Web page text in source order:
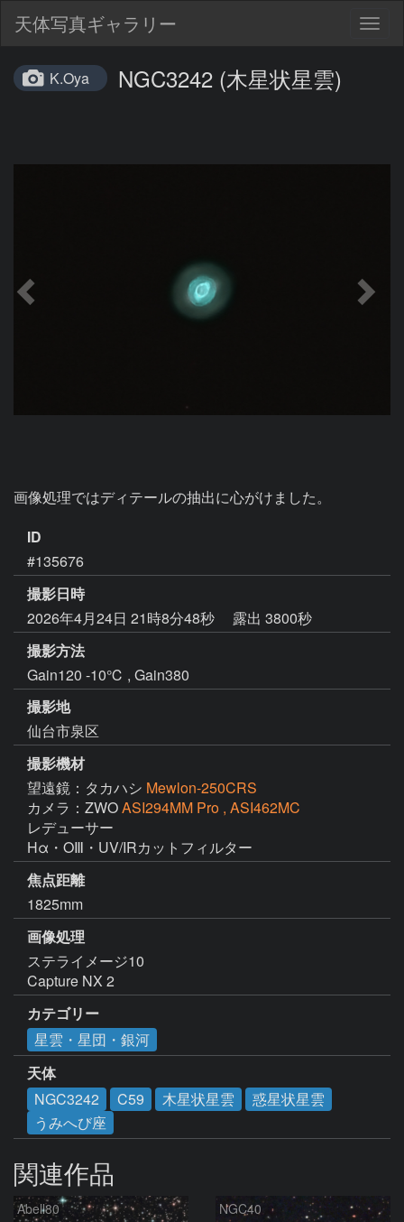
天体写真ギャラリー
K.Oya NGC3242 (木星状星雲)
画像処理ではディテールの抽出に心がけました。
ID
#135676
撮影日時
2026年4月24日 21時8分48秒
露出 3800秒
撮影方法
Gain120 -10℃ , Gain380
撮影地
仙台市泉区
撮影機材
望遠鏡：タカハシ Mewlon-250CRS
カメラ：ZWOASI294MM Pro , ASI462MC
レデューサー
Hα・OⅢ・UV/IRカットフィルター
焦点距離
1825mm
画像処理
ステライメージ10
Capture NX 2
カテゴリー
星雲・星団・銀河
天体
NGC3242
C59 木星状星雲
惑星状星雲
うみへび座
関連作品
Abell80 NGC40